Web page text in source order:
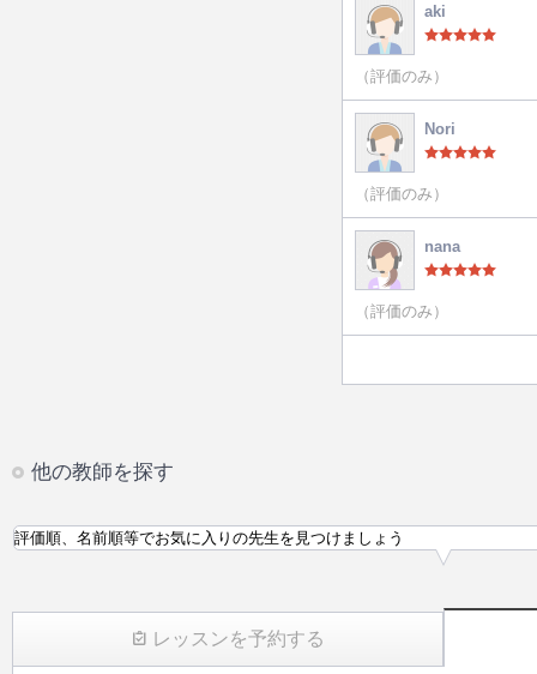
aki
（評価のみ）
Nori
（評価のみ）
nana
（評価のみ）
他の教師を探す
レッスンを予約する
評価順、名前順等でお気に入りの先生を見つけましょう